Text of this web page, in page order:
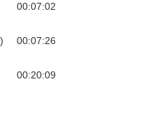
00:07:02
00:07:26
00:20:09